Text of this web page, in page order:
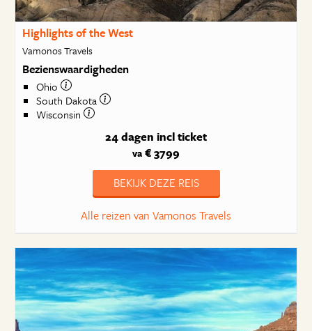
Highlights of the West
Vamonos Travels
Bezienswaardigheden
Ohio
South Dakota
Wisconsin
24 dagen incl ticket
va € 3799
BEKIJK DEZE REIS
Alle reizen van Vamonos Travels